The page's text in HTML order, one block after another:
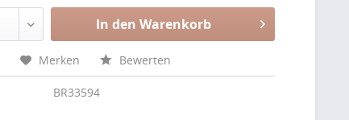
In den Warenkorb
Merken Bewerten
BR33594